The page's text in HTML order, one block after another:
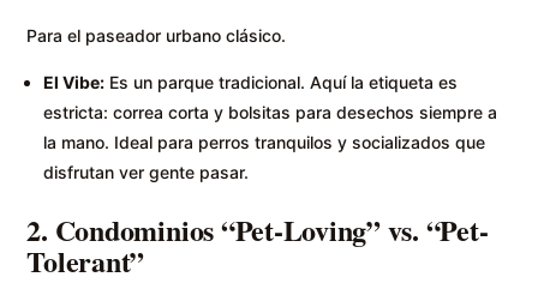
Para el paseador urbano clásico.
El Vibe: Es un parque tradicional. Aquí la etiqueta es
estricta: correa corta y bolsitas para desechos siempre a
la mano. Ideal para perros tranquilos y socializados que
disfrutan ver gente pasar.
2. Condominios “Pet-Loving” vs. “Pet-
Tolerant”